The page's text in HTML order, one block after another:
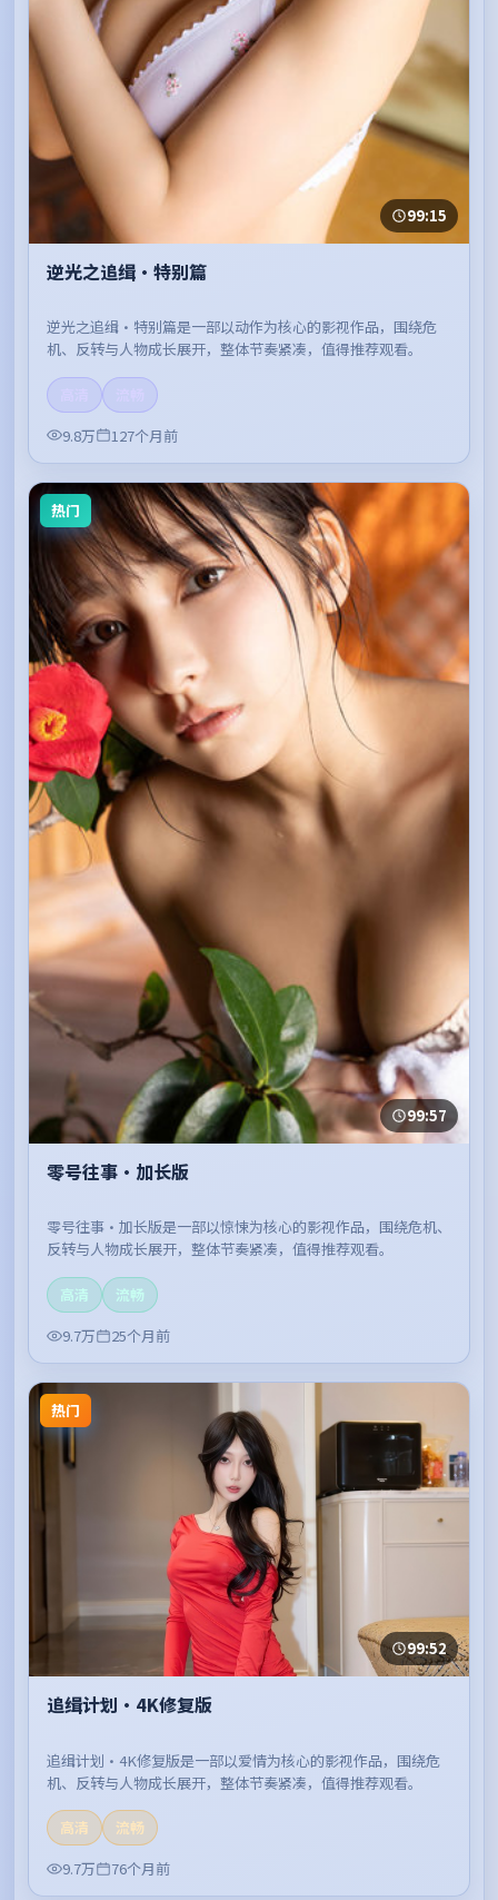
99:15
逆光之追缉·特别篇
逆光之追缉·特别篇是一部以动作为核心的影视作品，围绕危
机、反转与人物成长展开，整体节奏紧凑，值得推荐观看。
9.8万
127个月前
热门
99:57
零号往事·加长版
零号往事·加长版是一部以惊悚为核心的影视作品，围绕危机、
反转与人物成长展开，整体节奏紧凑，值得推荐观看。
高清
流畅
9.7万
25个月前
热门
99:52
追缉计划·4K修复版
追缉计划·4K修复版是一部以爱情为核心的影视作品，围绕危
机、反转与人物成长展开，整体节奏紧凑，值得推荐观看。
高清
流畅
9.7万
76个月前